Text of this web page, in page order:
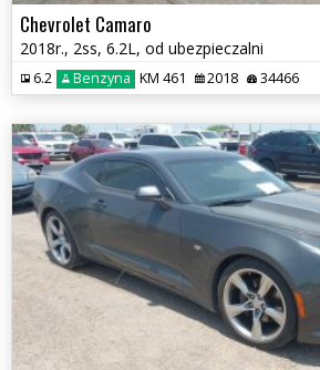
Chevrolet Camaro
2018r., 2ss, 6.2L, od ubezpieczalni
6.2 Benzyna KM 461 2018 34466